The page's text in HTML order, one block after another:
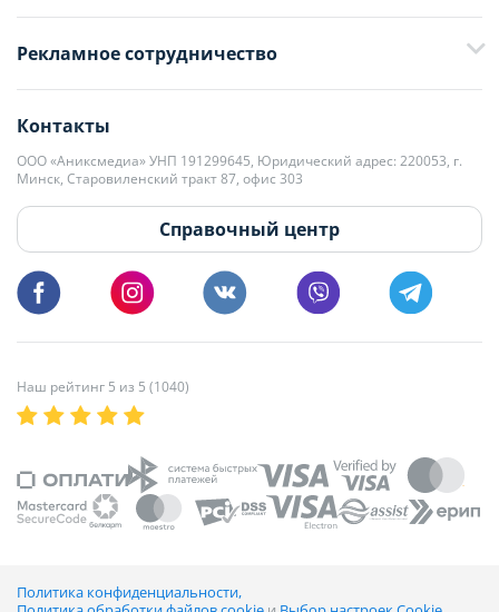
+375 33 376-13-70
editor@domovita.by
Мы принимаем звонки и отвечаем на письма в будние дни с 9:00 до
18:00.
Рекламное сотрудничество
kb@domovita.by
+375 29 179-11-28 Владислав Гладченко
vg@domovita.by
Пишите и звоните нам в будние дни с 8:00 до 20:00.
Контакты
ООО «Аниксмедиа» УНП 191299645, Юридический адрес: 220053, г.
Минск, Старовиленский тракт 87, офис 303
Справочный центр
Наш рейтинг 5 из 5 (1040)
Политика конфиденциальности,